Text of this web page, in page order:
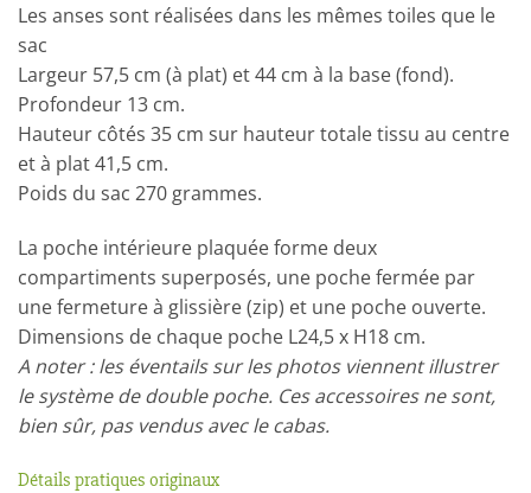
Les anses sont réalisées dans les mêmes toiles que le
sac
Largeur 57,5 cm (à plat) et 44 cm à la base (fond).
Profondeur 13 cm.
Hauteur côtés 35 cm sur hauteur totale tissu au centre
et à plat 41,5 cm.
Poids du sac 270 grammes.
La poche intérieure plaquée forme deux
compartiments superposés, une poche fermée par
une fermeture à glissière (zip) et une poche ouverte.
Dimensions de chaque poche L24,5 x H18 cm.
A noter : les éventails sur les photos viennent illustrer
le système de double poche. Ces accessoires ne sont,
bien sûr, pas vendus avec le cabas.
Détails pratiques originaux